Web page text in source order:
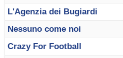
L'Agenzia dei Bugiardi
Nessuno come noi
Crazy For Football